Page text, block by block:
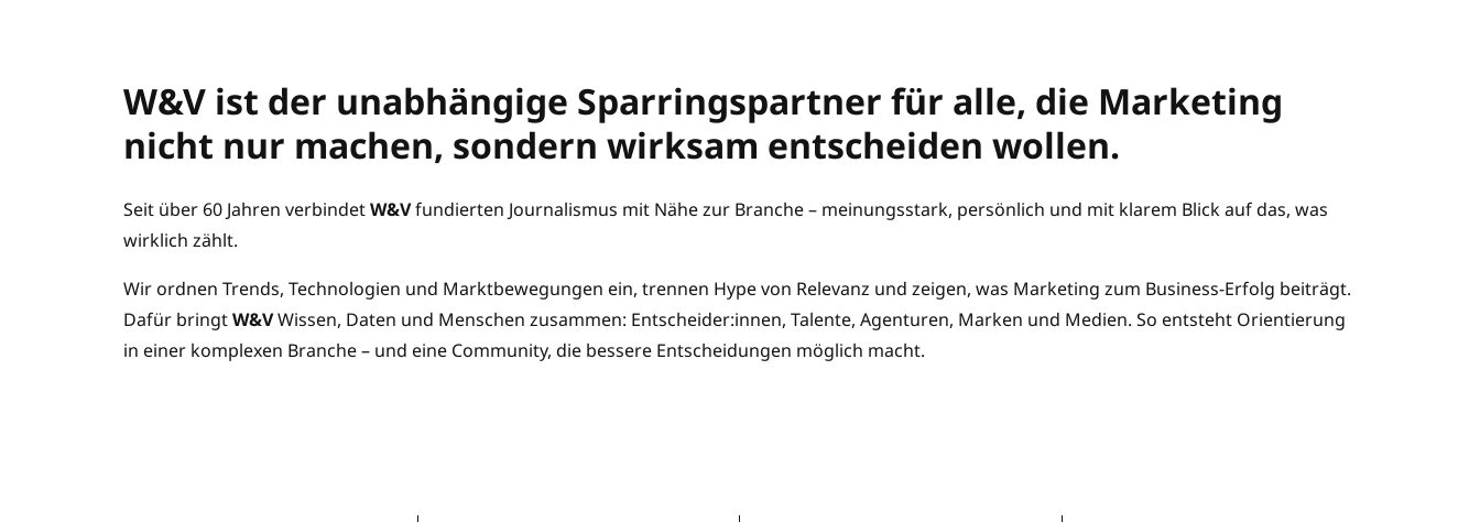
W&V ist der unabhängige Sparringspartner für alle, die Marketing
nicht nur machen, sondern wirksam entscheiden wollen.
Seit über 60 Jahren verbindetW&Vfundierten Journalismus mit Nähe zur Branche – meinungsstark, persönlich und mit klarem Blick auf das, was
wirklich zählt.
Wir ordnen Trends, Technologien und Marktbewegungen ein, trennen Hype von Relevanz und zeigen, was Marketing zum Business-Erfolg beiträgt.
Dafür bringtW&VWissen, Daten und Menschen zusammen: Entscheider:innen, Talente, Agenturen, Marken und Medien. So entsteht Orientierung
in einer komplexen Branche – und eine Community, die bessere Entscheidungen möglich macht.